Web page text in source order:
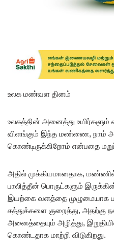
உலக மண்வள தினம்
உலகத்தின் அனைத்து உயிர்களும்
விளங்கும் இந்த மண்ணை, நாம்
கொண்டிருக்கிறோம் என்பதை
அதில் முக்கியமானதாக,
பாலித்தீன் பொருட்களும்
இயற்கை வளத்தை முழுமையாக
சத்துக்களை குறைத்து, அதற்கு
அனைத்தையும் அழித்து,
கொண்டதாக மாற்றி விடுகிறது.